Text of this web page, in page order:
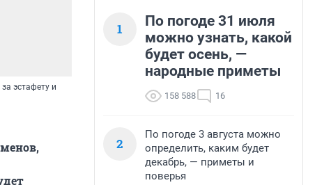
эстафету и
1
По погоде 31 июля
можно узнать, какой
будет осень, —
народные приметы
158 588 16
2
По погоде 3 августа можно
определить, каким будет
декабрь, — приметы и
поверья